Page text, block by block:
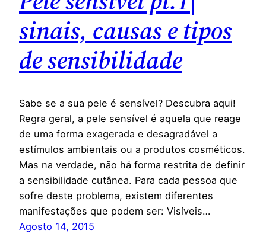
sinais, causas e tipos
de sensibilidade
Sabe se a sua pele é sensível? Descubra aqui!
Regra geral, a pele sensível é aquela que reage
de uma forma exagerada e desagradável a
estímulos ambientais ou a produtos cosméticos.
Mas na verdade, não há forma restrita de definir
a sensibilidade cutânea. Para cada pessoa que
sofre deste problema, existem diferentes
manifestações que podem ser: Visíveis…
Agosto 14, 2015